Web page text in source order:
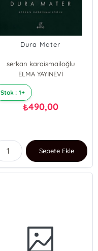
Dura Mater
serkan karaismailoğlu
ELMA YAYINEVİ
Stok : 1+
₺490,00
Sepete Ekle